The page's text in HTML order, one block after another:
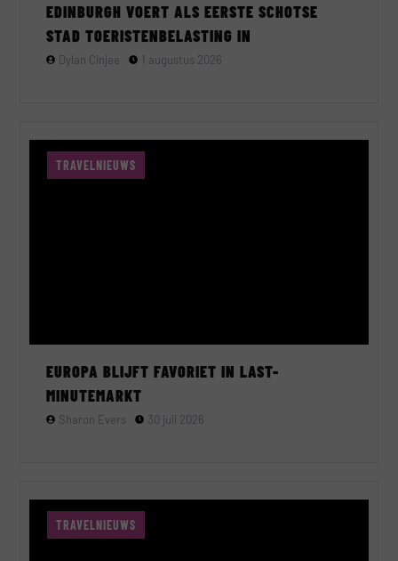
EDINBURGH VOERT ALS EERSTE SCHOTSE
STAD TOERISTENBELASTING IN
Dylan Cinjee 1 augustus 2026
TRAVELNIEUWS
EUROPA BLIJFT FAVORIET IN LAST-
MINUTEMARKT
Sharon Evers 30 juli 2026
TRAVELNIEUWS